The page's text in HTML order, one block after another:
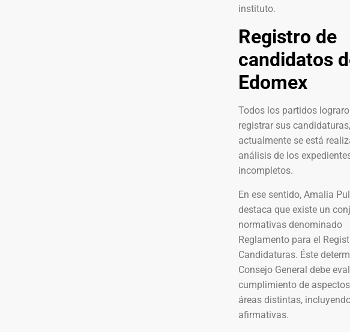
instituto.
Registro de
candidatos
Edomex
Todos los partidos
registrar sus
actualmente se está
análisis de los
incompletos.
En ese sentido, Amalia
destaca que existe un
normativas denominado
Reglamento para el
Candidaturas. Éste
Consejo General debe
cumplimiento de
áreas distintas,
afirmativas.